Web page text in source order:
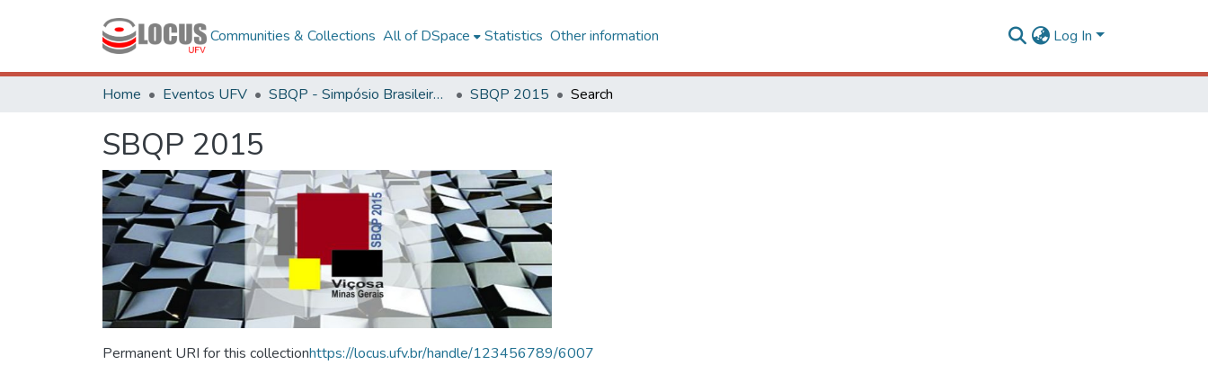
Communities & Collections All of DSpace Statistics Other information Log In
Home Eventos UFV SBQP - Simpósio Brasileiro de Qualidade do Projeto no Ambiente Construído SBQP 2015 Search
SBQP 2015
Permanent URI for this collectionhttps://locus.ufv.br/handle/123456789/6007